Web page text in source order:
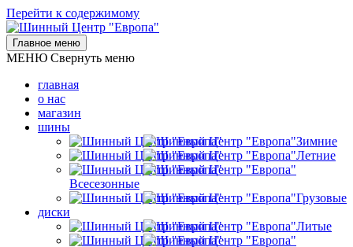
Перейти к содержимому
Главное меню
МЕНЮ Свернуть меню
главная
о нас
магазин
шины
Зимние
Летние
Всесезонные
Грузовые
диски
Литые